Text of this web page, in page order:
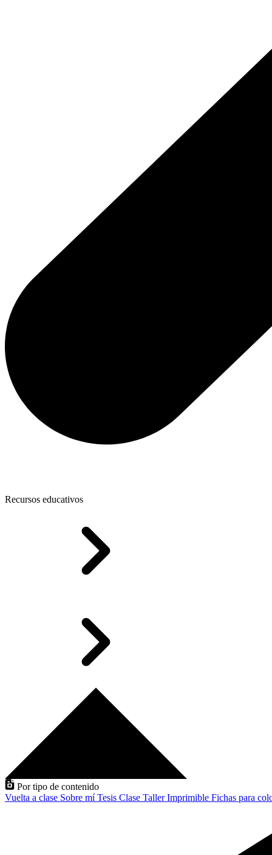
Recursos educativos
Por tipo de contenido
Vuelta a clase Sobre míTesis Clase TallerImprimible Fichas para